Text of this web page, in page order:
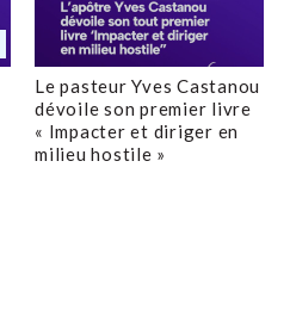
Le pasteur Yves Castanou
dévoile son premier livre
« Impacter et diriger en
milieu hostile »